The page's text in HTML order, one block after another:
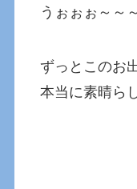
うぉぉぉ～～
ずっとこのお
本当に素晴ら